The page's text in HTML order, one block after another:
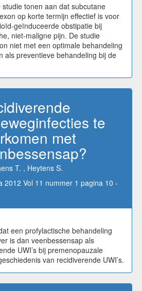
tonen aan dat subcutane
op korte termijn effectief is voor
geïnduceerde obstipatie bij
niet-maligne pijn. De studie
niet met een optimale behandeling
als preventieve behandeling bij de
te
met
T. , Heytens S.
2012 Vol 11 nummer 1 pagina 10 -
een profylactische behandeling
is dan veenbessensap als
UWI’s bij premenopauzale
van recidiverende UWI’s.